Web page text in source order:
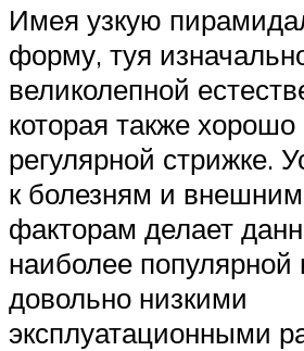
Имея узкую
форму, туя
великолепной
которая также хорошо
регулярной стрижке.
к болезням и
факторам делает
наиболее популярной
довольно низкими
эксплуатационными